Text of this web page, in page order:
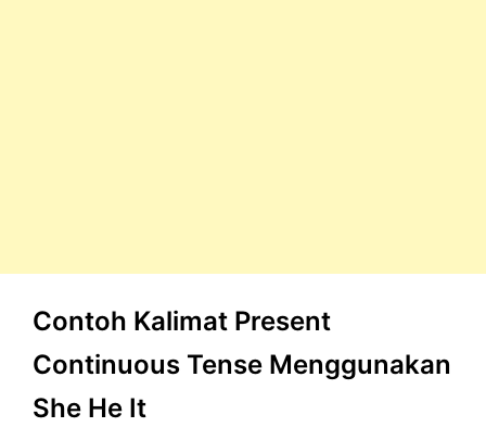
Contoh Kalimat Present
Continuous Tense Menggunakan
She He It